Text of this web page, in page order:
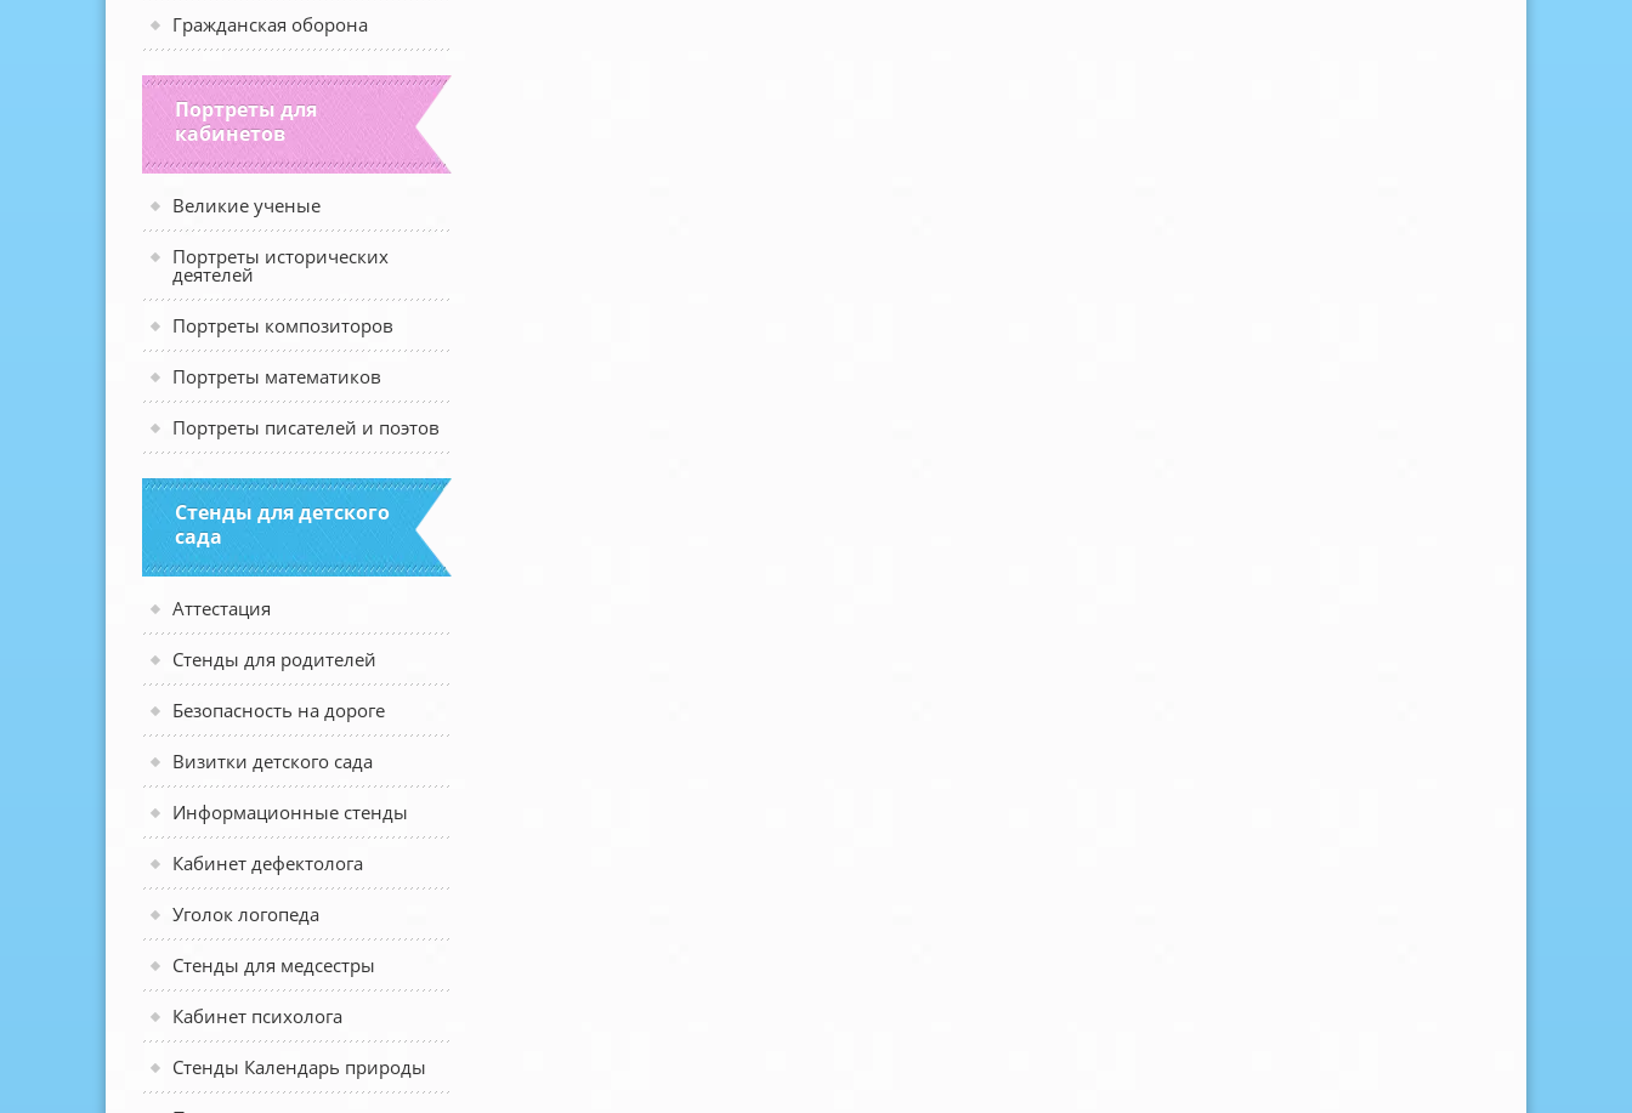
Гражданская оборона
Портреты для
кабинетов
Великие ученые
Портреты исторических
деятелей
Портреты композиторов
Портреты математиков
Портреты писателей и поэтов
Стенды для детского
сада
Аттестация
Стенды для родителей
Безопасность на дороге
Визитки детского сада
Информационные стенды
Кабинет дефектолога
Уголок логопеда
Стенды для медсестры
Кабинет психолога
Стенды Календарь природы